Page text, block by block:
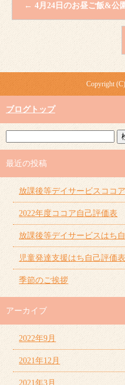
← 4月24日のお昼ご飯&公
Copyright
ブログトップ
最近の投稿
放課後等デイサービスココ
2022年度ココア自己評価表
放課後等デイサービスはち
児童発達支援はち自己評価表
季節のご挨拶
アーカイブ
2022年9月
2021年12月
2021年3月